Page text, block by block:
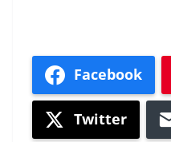
Facebook
Twitter